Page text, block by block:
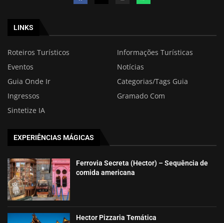
LINKS
Roteiros Turísticos
Informações Turísticas
Eventos
Notícias
Guia Onde Ir
Categorias/Tags Guia
Ingressos
Gramado Com
Sintetize IA
EXPERIÊNCIAS MÁGICAS
Ferrovia Secreta (Hector) – Sequência de
comida americana
Hector Pizzaria Temática